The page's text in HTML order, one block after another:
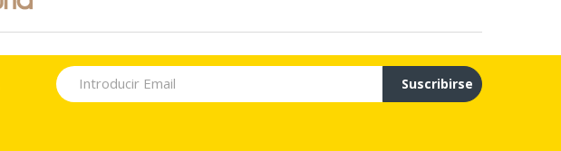
Suscribirse